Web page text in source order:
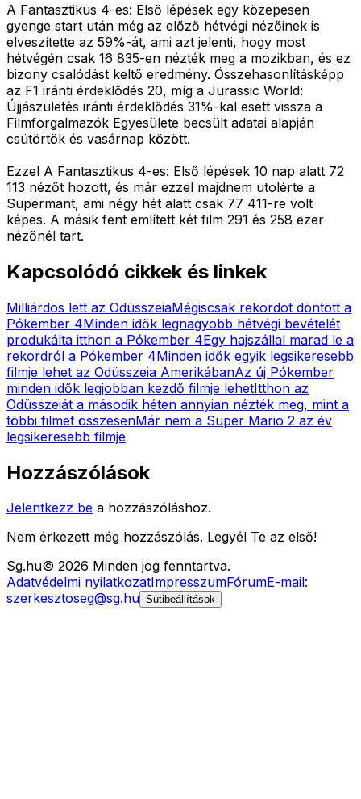
A Fantasztikus 4-es: Első lépések egy közepesen
gyenge start után még az előző hétvégi nézőinek is
elveszítette az 59%-át, ami azt jelenti, hogy most
hétvégén csak 16 835-en nézték meg a mozikban, és ez
bizony csalódást keltő eredmény. Összehasonlításképp
az F1 iránti érdeklődés 20, míg a Jurassic World:
Újjászületés iránti érdeklődés 31%-kal esett vissza a
Filmforgalmazók Egyesülete becsült adatai alapján
csütörtök és vasárnap között.
Ezzel A Fantasztikus 4-es: Első lépések 10 nap alatt 72
113 nézőt hozott, és már ezzel majdnem utolérte a
Supermant, ami négy hét alatt csak 77 411-re volt
képes. A másik fent említett két film 291 és 258 ezer
nézőnél tart.
Kapcsolódó cikkek és linkek
Milliárdos lett az OdüsszeiaMégiscsak rekordot döntött a
Pókember 4Minden idők legnagyobb hétvégi bevételét
produkálta itthon a Pókember 4Egy hajszállal marad le a
rekordról a Pókember 4Minden idők egyik legsikeresebb
filmje lehet az Odüsszeia AmerikábanAz új Pókember
minden idők legjobban kezdő filmje lehetItthon az
Odüsszeiát a második héten annyian nézték meg, mint a
többi filmet összesenMár nem a Super Mario 2 az év
legsikeresebb filmje
Hozzászólások
Jelentkezz be a hozzászóláshoz.
Nem érkezett még hozzászólás. Legyél Te az első!
Sg.hu© 2026 Minden jog fenntartva.
Adatvédelmi nyilatkozatImpresszumFórumE-mail:
szerkesztoseg@sg.hu Sütibeállítások